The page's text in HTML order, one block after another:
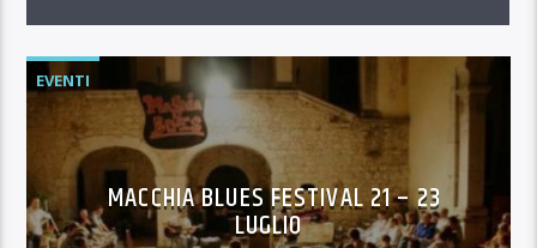
EVENTI
MACCHIA BLUES FESTIVAL 21 – 23
LUGLIO